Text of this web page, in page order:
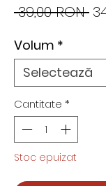
39,00 RON
Volum *
Cantitate *
Stoc epuizat